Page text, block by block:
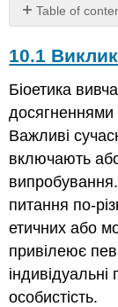
Table of
Виклик
біоетики
10.2
Екологічна
етика
Ділова
етика
та
технології
10.1
Біоетика
досягненнями
Важливі
включають
питання по-
етичних або
привілеює
особистість.